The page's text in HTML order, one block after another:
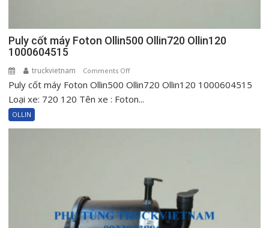
Puly cốt máy Foton Ollin500 Ollin720 Ollin120
1000604515
truckvietnam Comments Offon
Puly
cốt
Puly cốt máy Foton Ollin500 Ollin720 Ollin120 1000604515
Loại xe: 720 120 Tên xe : Foton...
OLLIN